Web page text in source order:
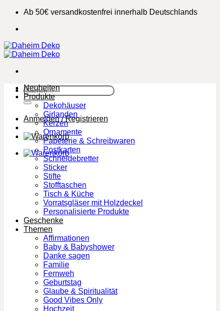
Zum
springen
Ab 50€ versandkostenfrei innerhalb Deutschlands
Suchen
nach:
Anmelden / Registrieren
Neuheiten
Produkte
Dekohäuser
Girlanden
Kerzen
Ornamente
Papeterie & Schreibwaren
Postkarten
Schneidebretter
Sticker
Stifte
Stofftaschen
Tisch & Küche
Vorratsgläser mit Holzdeckel
Personalisierte Produkte
Geschenke
Themen
Affirmationen
Baby & Babyshower
Danke sagen
Familie
Fernweh
Geburtstag
Glaube & Spiritualität
Good Vibes Only
Hochzeit